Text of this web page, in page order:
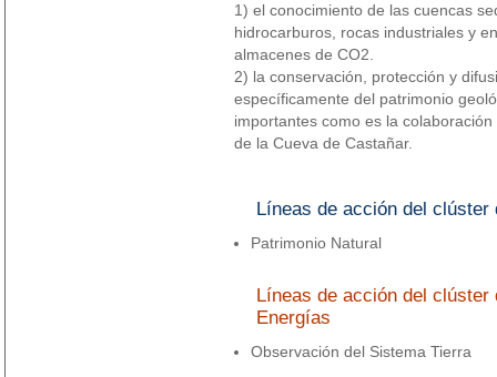
1) el conocimiento de las cuencas
hidrocarburos, rocas industriales y
almacenes de CO2.
2) la conservación, protección y
específicamente del patrimonio
importantes como es la
de la Cueva de Castañar.
Líneas de acción del clúster
Patrimonio Natural
Líneas de acción del
Energías
Observación del Sistema Tierra